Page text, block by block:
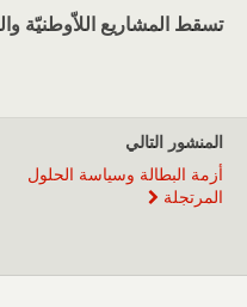
تسقط المشاريع اللاّوطنيّة
المنشور التالي
أزمة البطالة وسياسة الحلول
المرتجلة